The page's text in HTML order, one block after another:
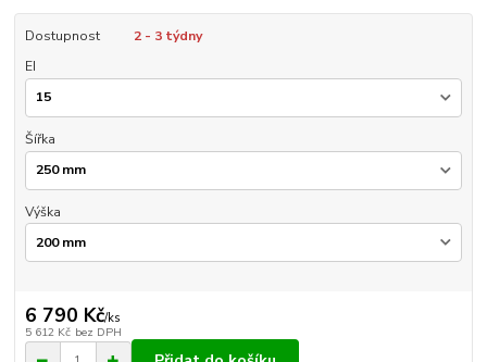
Dostupnost
2 - 3 týdny
EI
Šířka
Výška
6 790 Kč/ks
5 612 Kč bez DPH